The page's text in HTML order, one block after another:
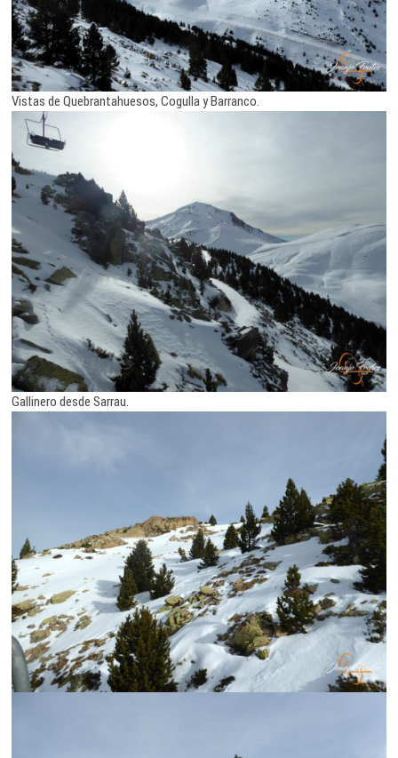
Vistas de Quebrantahuesos, Cogulla y Barranco.
Gallinero desde Sarrau.